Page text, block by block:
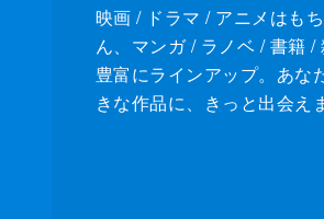
映画 / ドラマ / アニメはも
ん、マンガ / ラノベ / 書籍 /
豊富にラインアップ。あな
きな作品に、きっと出会え